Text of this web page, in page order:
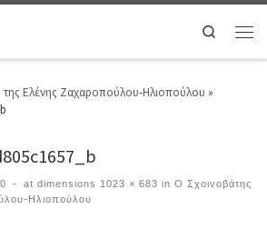
Search
της Ελένης Ζαχαροπούλου-Ηλιοπούλου »
- at dimensions 1023 × 683 in Ο Σχοινοβάτης
Ηλιοπούλου